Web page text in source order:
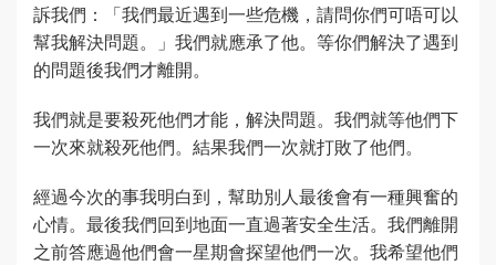
訴我們：「我們最近遇到一些危機，請問你們可唔可以
幫我解決問題。」我們就應承了他。等你們解決了遇到
的問題後我們才離開。
我們就是要殺死他們才能，解決問題。我們就等他們下
一次來就殺死他們。結果我們一次就打敗了他們。
經過今次的事我明白到，幫助別人最後會有一種興奮的
心情。最後我們回到地面一直過著安全生活。我們離開
之前答應過他們會一星期會探望他們一次。我希望他們